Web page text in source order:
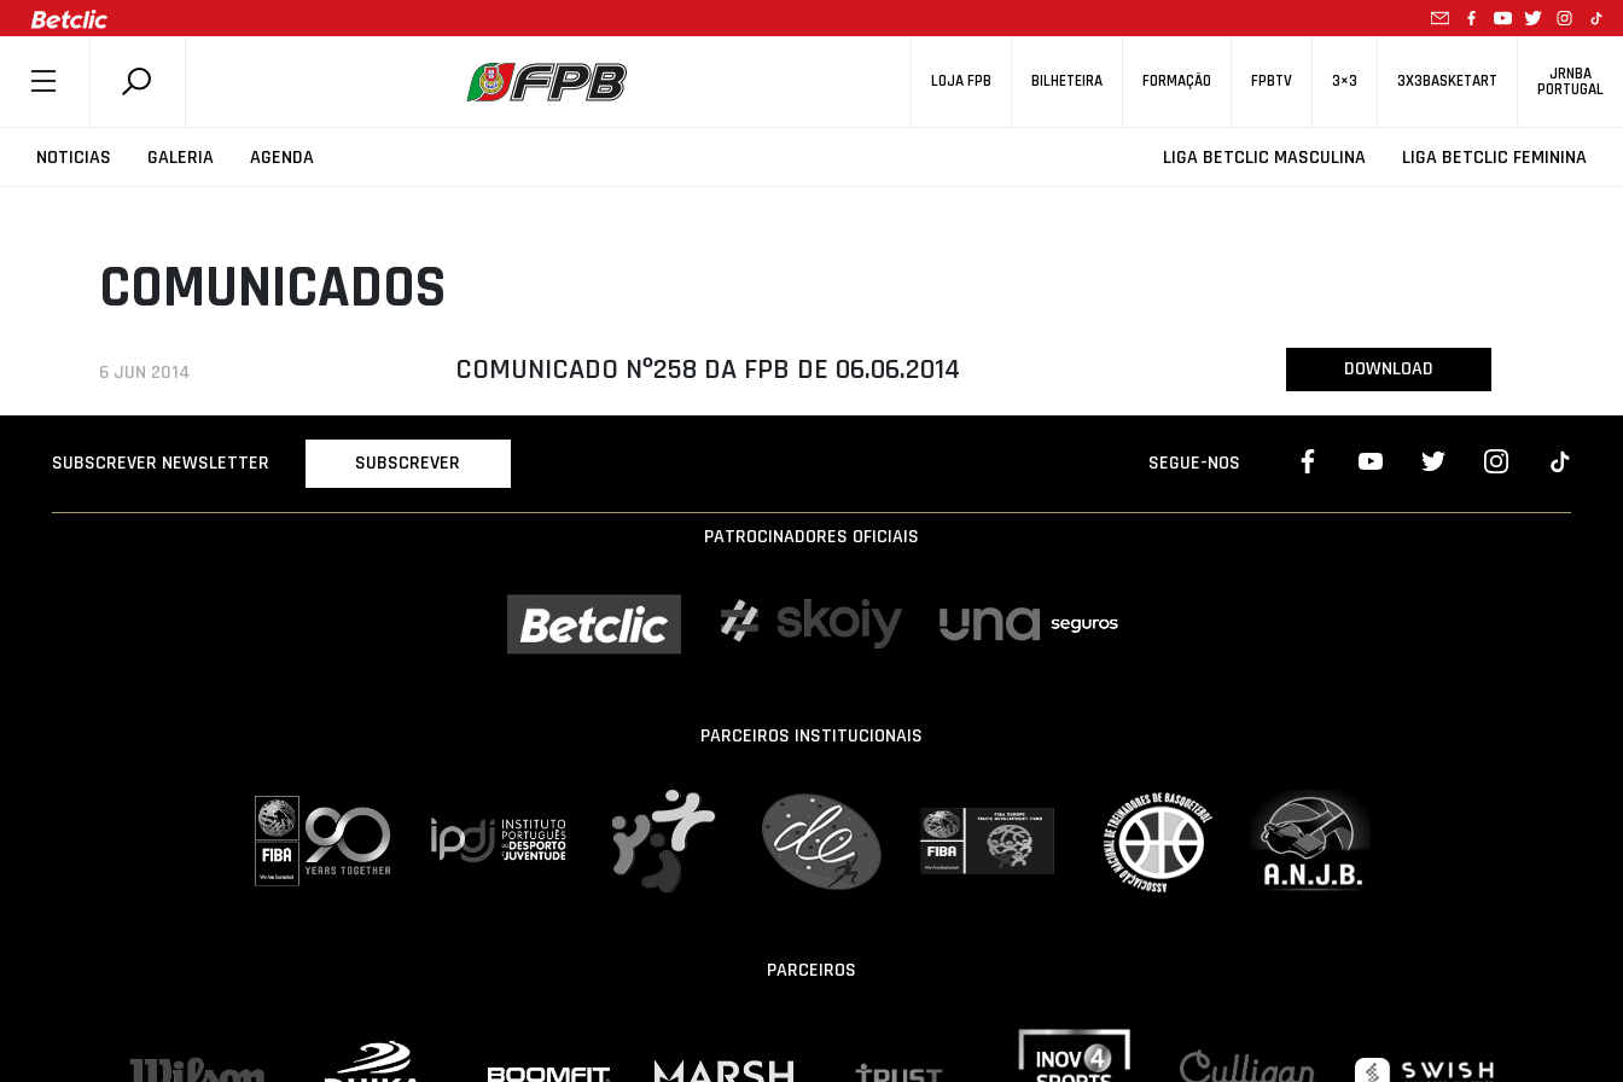
LOJA FPB BILHETEIRA FORMAÇÃO FPBTV 3×3 3X3BASKETART JRNBA
PORTUGAL
NOTICIAS GALERIA AGENDA LIGA BETCLIC MASCULINA LIGA BETCLIC FEMININA
SOBRE A FPB
COMPETIÇÕES
ASSOCIAÇÕES
CLUBES
COMUNICADOS
6 JUN 2014 COMUNICADO Nº258 DA FPB DE 06.06.2014 DOWNLOAD
SUBSCREVER NEWSLETTER SUBSCREVER SEGUE-NOS
PATROCINADORES OFICIAIS
PARCEIROS INSTITUCIONAIS
PARCEIROS